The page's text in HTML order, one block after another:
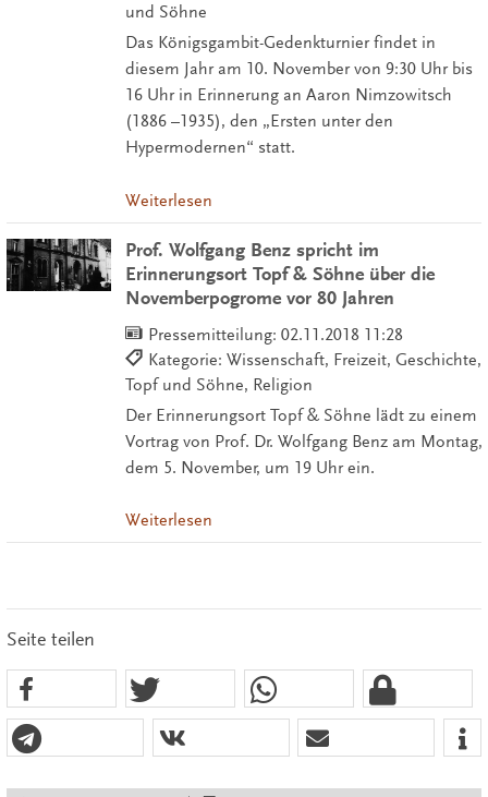
und Söhne
Das Königsgambit-Gedenkturnier findet in
diesem Jahr am 10. November von 9:30 Uhr bis
16 Uhr in Erinnerung an Aaron Nimzowitsch
(1886 –1935), den „Ersten unter den
Hypermodernen“ statt.
Weiterlesen
Prof. Wolfgang Benz spricht im
Erinnerungsort Topf & Söhne über die
Novemberpogrome vor 80 Jahren
Pressemitteilung: 02.11.2018 11:28
Kategorie: Wissenschaft, Freizeit, Geschichte,
Topf und Söhne, Religion
Der Erinnerungsort Topf & Söhne lädt zu einem
Vortrag von Prof. Dr. Wolfgang Benz am Montag,
dem 5. November, um 19 Uhr ein.
Weiterlesen
Seite teilen